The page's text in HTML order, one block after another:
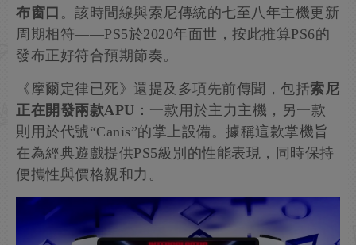
布窗口 。該時間線與索尼傳統的七至八年主機更新
周期相符——PS5於2020年面世，按此推算PS6的
發布正好符合預期節奏。
《摩爾定律已死》還提及多項先前傳聞，包括索尼
正在開發兩款APU ：一款用於主力主機，另一款
則用於代號“Canis”的掌上設備。據稱這款掌機旨
在為經典遊戲提供PS5級別的性能表現，同時保持
便攜性與價格親和力。